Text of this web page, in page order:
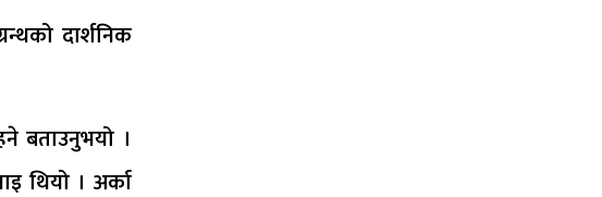
दार्शनिक
बताउनुभयो ।
थियो । अर्का